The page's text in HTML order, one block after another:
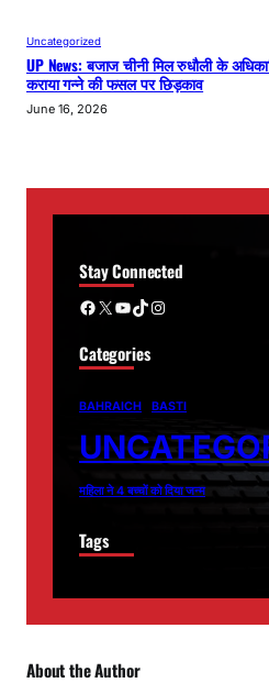
Uncategorized
UP News: बजाज चीनी मिल रुधौली के
कराया गन्ने की फसल पर छिड़काव
June 16, 2026
Stay Connected
Facebook X YouTube TikTok Instagram
Categories
BAHRAICH BASTI
महिला ने 4 बच्चों को दिया जन्म
Tags
About the Author